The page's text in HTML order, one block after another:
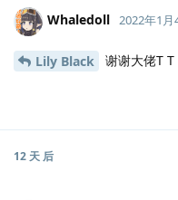
Whaledoll 2022年1月
Lily Black 谢谢大佬T T
12 天 后